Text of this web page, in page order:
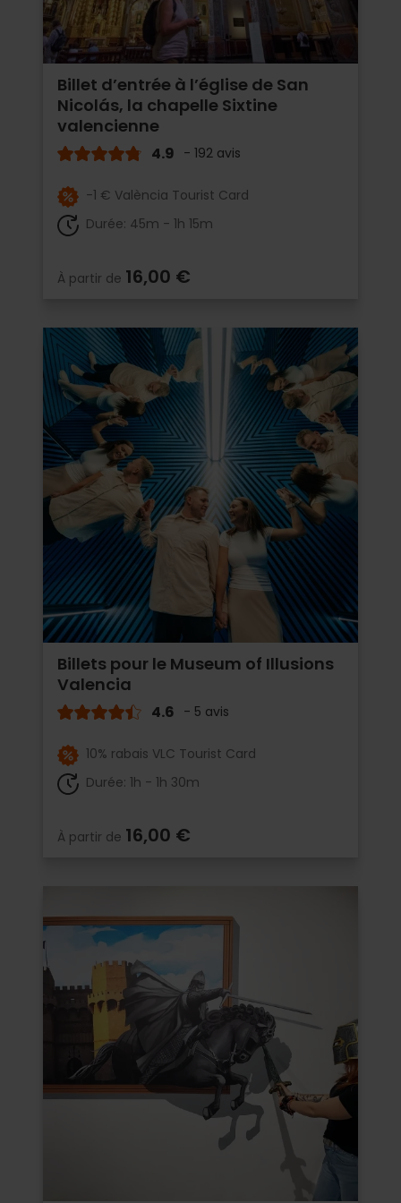
Billet d’entrée à l’église de San
Nicolás, la chapelle Sixtine
valencienne
4.9 - 192 avis
-1 € València Tourist Card
Durée: 45m - 1h 15m
À partir de 16,00 €
Billets pour le Museum of Illusions
Valencia
4.6 - 5 avis
10% rabais VLC Tourist Card
Durée: 1h - 1h 30m
À partir de 16,00 €